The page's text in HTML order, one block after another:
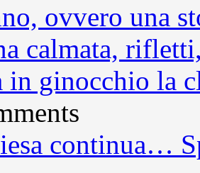
ovvero una
calmata,
in ginocchio la
continua…